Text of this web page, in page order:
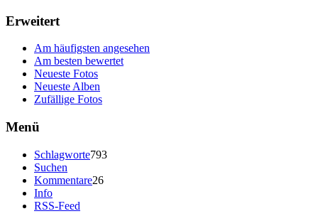
Erweitert
Am häufigsten angesehen
Am besten bewertet
Neueste Fotos
Neueste Alben
Zufällige Fotos
Menü
Schlagworte793
Suchen
Kommentare26
Info
RSS-Feed